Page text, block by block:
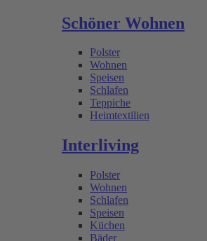
Schöner Wohnen
Polster
Wohnen
Speisen
Schlafen
Teppiche
Heimtextilien
Interliving
Polster
Wohnen
Schlafen
Speisen
Küchen
Bäder